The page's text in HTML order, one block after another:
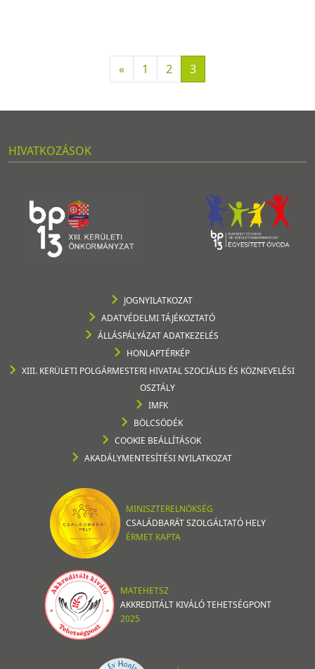
« 1 2 3
HIVATKOZÁSOK
JOGNYILATKOZAT
ADATVÉDELMI TÁJÉKOZTATÓ
ÁLLÁSPÁLYÁZAT ADATKEZELÉS
HONLAPTÉRKÉP
XIII. KERÜLETI POLGÁRMESTERI HIVATAL SZOCIÁLIS ÉS KÖZNEVELÉSI
OSZTÁLY
IMFK
BÖLCSÖDÉK
COOKIE BEÁLLÍTÁSOK
AKADÁLYMENTESÍTÉSI NYILATKOZAT
MINISZTERELNÖKSÉG
CSALÁDBARÁT SZOLGÁLTATÓ HELY
ÉRMET KAPTA
MATEHETSZ
AKKREDITÁLT KIVÁLÓ TEHETSÉGPONT
2025